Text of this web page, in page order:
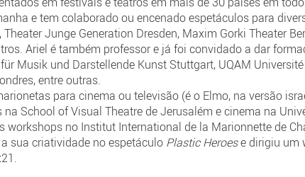
e tem colaborado ou encenado espetáculos para
Junge Generation Dresden, Maxim Gorki Theater
Ariel é também professor e já foi convidado a dar
Musik und Darstellende Kunst Stuttgart, UQAM
entre outras.
para cinema ou televisão (é o Elmo, na versão
School of Visual Theatre de Jerusalém e cinema na
workshops no Institut International de la Marionnette de
sua criatividade no espetáculo Plastic Heroese dirigiu um